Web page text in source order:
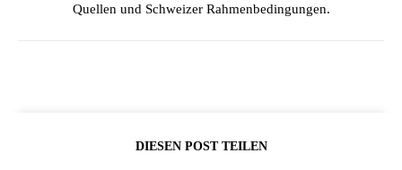
Quellen und Schweizer Rahmenbedingungen.
DIESEN POST TEILEN